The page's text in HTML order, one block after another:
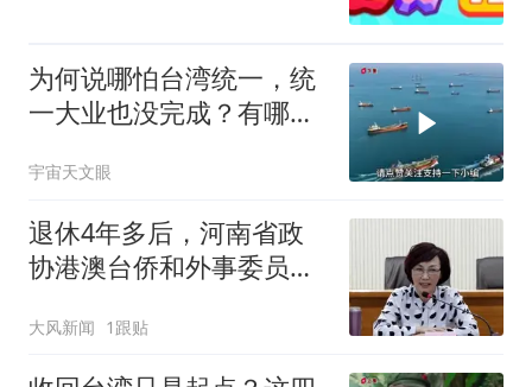
为何说哪怕台湾统一，统
一大业也没完成？有哪四
宇宙天文眼
退休4年多后，河南省政
协港澳台侨和外事委员会
在担任河南省信访局局长
期间，率先对外公开手机
大风新闻 1跟贴